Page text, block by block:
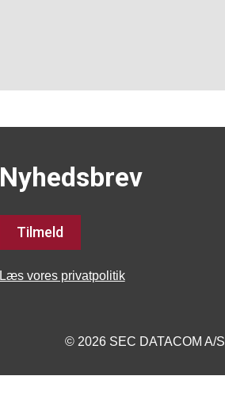
Nyhedsbrev
Tilmeld
Læs vores privatpolitik
© 2026 SEC DATACOM A/S